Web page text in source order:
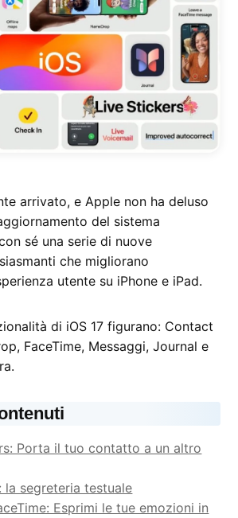
arrivato, e Apple non ha deluso
del sistema
sé una serie di nuove
che migliorano
utente su iPhone e iPad.
di iOS 17 figurano: Contact
FaceTime, Messaggi, Journal e
Porta il tuo contatto a un altro
la segreteria testuale
Esprimi le tue emozioni in